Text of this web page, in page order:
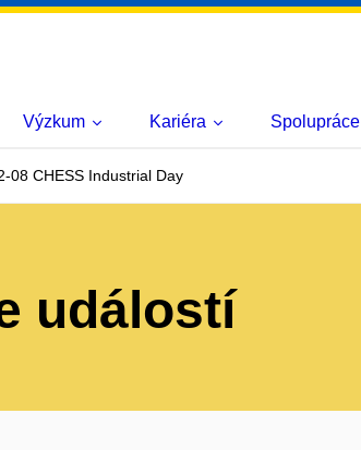
Výzkum Kariéra Spolupráce
08 CHESS Industrial Day
událostí